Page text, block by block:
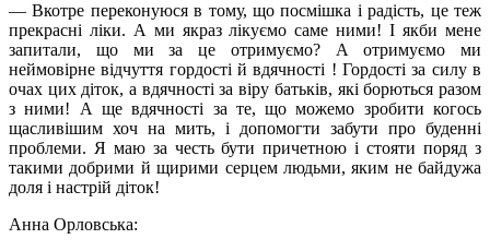
— Вкотре переконуюся в тому, що посмішка і радість, це теж
прекрасні ліки. А ми якраз лікуємо саме ними! І якби мене
запитали, що ми за це отримуємо? А отримуємо ми
неймовірне відчуття гордості й вдячності ! Гордості за силу в
очах цих діток, а вдячності за віру батьків, які борються разом
з ними! А ще вдячності за те, що можемо зробити когось
щасливішим хоч на мить, і допомогти забути про буденні
проблеми. Я маю за честь бути причетною і стояти поряд з
такими добрими й щирими серцем людьми, яким не байдужа
доля і настрій діток!
Анна Орловська: